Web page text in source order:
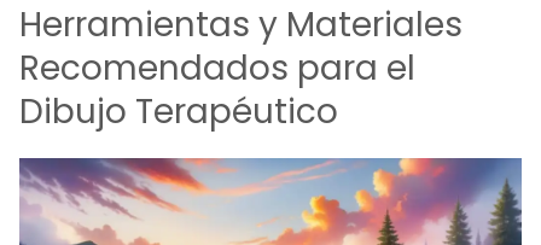
Herramientas y Materiales
Recomendados para el
Dibujo Terapéutico